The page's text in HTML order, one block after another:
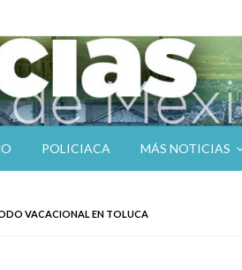
POLICIACA MÁS NOTICIAS
VACACIONAL EN TOLUCA